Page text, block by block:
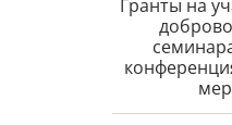
Гранты на